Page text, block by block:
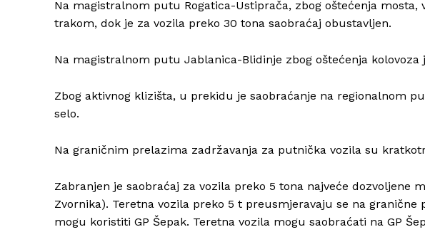
Na magistralnom putu Rogatica-Ustiprača, zbog oštećenja mosta,
trakom, dok je za vozila preko 30 tona saobraćaj obustavljen.
Na magistralnom putu Jablanica-Blidinje zbog oštećenja kolovoza
Zbog aktivnog klizišta, u prekidu je saobraćanje na regionalnom
selo.
Na graničnim prelazima zadržavanja za putnička vozila su
Zabranjen je saobraćaj za vozila preko 5 tona najveće dozvoljene
Zvornika). Teretna vozila preko 5 t preusmjeravaju se na
mogu koristiti GP Šepak. Teretna vozila mogu saobraćati na GP